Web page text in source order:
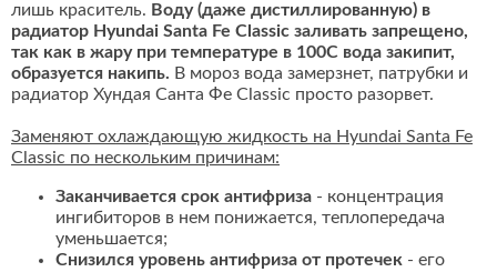
лишь краситель. Воду (даже дистиллированную) в
радиатор Hyundai Santa Fe Classic заливать запрещено,
так как в жару при температуре в 100С вода закипит,
образуется накипь. В мороз вода замерзнет, патрубки и
радиатор Хундая Санта Фе Classic просто разорвет.
Заменяют охлаждающую жидкость на Hyundai Santa Fe
Classic по нескольким причинам:
Заканчивается срок антифриза - концентрация
ингибиторов в нем понижается, теплопередача
уменьшается;
Снизился уровень антифриза от протечек - его